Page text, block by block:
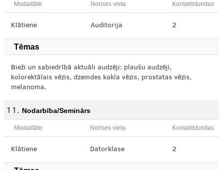
Modalitāte Norises vieta Kontaktstundas
Klātiene Auditorija 2
Tēmas
Bieži un sabiedrībā aktuāli audzēji: plaušu audzēji,
kolorektālais vēzis, dzemdes kakla vēzis, prostatas vēzis,
melanoma.
Nodarbība/Seminārs
Modalitāte Norises vieta Kontaktstundas
Klātiene Datorklase 2